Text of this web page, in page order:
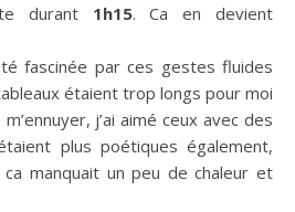
durant 1h15. Ca en devient
fascinée par ces gestes fluides
étaient trop longs pour moi
j’ai aimé ceux avec des
plus poétiques également,
ca manquait un peu de chaleur et